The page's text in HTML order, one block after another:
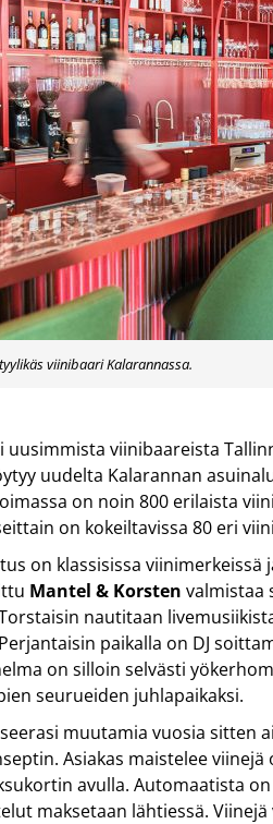
viinibaari Kalarannassa.
uusimmista viinibaareista
uudelta Kalarannan
on noin 800 erilaista
on kokeiltavissa 80 eri
on klassisissa viinimerkeissä
Mantel & Korsten valmistaa
nautitaan
paikalla on DJ
on silloin selvästi
seurueiden juhlapaikaksi.
muutamia vuosia sitten
Asiakas maistelee
avulla. Automaatista
maksetaan lähtiessä.